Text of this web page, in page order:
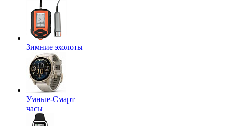
Зимние эхолоты
Умные-Смарт
часы